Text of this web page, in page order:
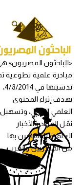
«الباحثون المصريون»
مبادرة علمية تطوعية
تدشينها في 4/8/2014،
بهدف إثراء المحتوى
العلمي العربي، وتسهيل
نقل المواد والأخبار
العلمية للمهتمين بها
من المصريين والعرب،